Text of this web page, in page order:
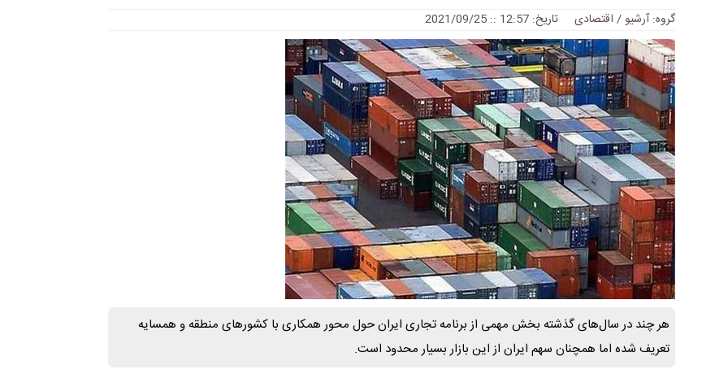
گروه:آرشیو/ اقتصادی تاریخ: 12:57 :: 2021/09/25
هر چند در سال‌های گذشته بخش مهمی از برنامه تجاری ایران حول محور همکاری با کشورهای منطقه و همسایه
تعریف شده اما همچنان سهم ایران از این بازار بسیار محدود است.